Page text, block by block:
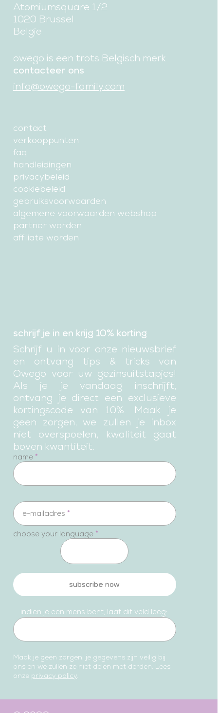
Atomiumsquare 1/2
1020 Brussel
België
owego is een trots Belgisch merk
contacteer ons
info@owego-family.com
contact
verkooppunten
faq
handleidingen
privacybeleid
cookiebeleid
gebruiksvoorwaarden
algemene voorwaarden webshop
partner worden
affiliate worden
schrijf je in en krijg 10% korting
Schrijf u in voor onze nieuwsbrief
en ontvang tips & tricks van
Owego voor uw gezinsuitstapjes!
Als je je vandaag inschrijft,
ontvang je direct een exclusieve
kortingscode van 10%. Maak je
geen zorgen, we zullen je inbox
niet overspoelen, kwaliteit gaat
boven kwantiteit.
newsletter
name *
e-mailadres *
choose your language *
subscribe now
indien je een mens bent, laat dit veld leeg:.
Maak je geen zorgen, je gegevens zijn veilig bij
ons en we zullen ze niet delen met derden. Lees
onze privacy policy.